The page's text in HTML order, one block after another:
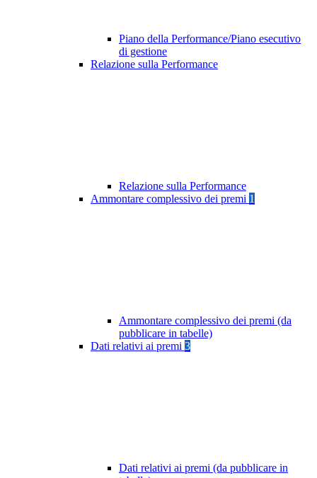
Piano della Performance/Piano esecutivo
di gestione
Relazione sulla Performance
Relazione sulla Performance
Ammontare complessivo dei premi 1
Ammontare complessivo dei premi (da
pubblicare in tabelle)
Dati relativi ai premi 3
Dati relativi ai premi (da pubblicare in